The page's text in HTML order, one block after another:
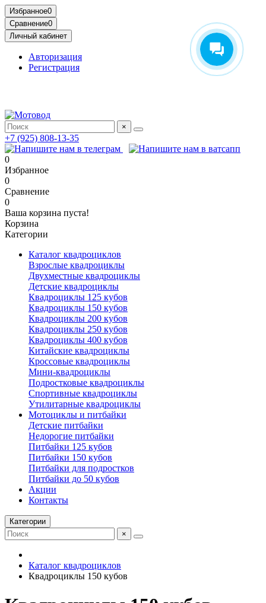
Избранное0
Сравнение0
Личный кабинет
Авторизация
Регистрация
×
+7 (925) 808-13-35
0
Избранное
0
Сравнение
0
Ваша корзина пуста!
Корзина
Категории
Каталог квадроциклов
Взрослые квадроциклы
Двухместные квадроциклы
Детские квадроциклы
Квадроциклы 125 кубов
Квадроциклы 150 кубов
Квадроциклы 200 кубов
Квадроциклы 250 кубов
Квадроциклы 400 кубов
Китайские квадроциклы
Кроссовые квадроциклы
Мини-квадроциклы
Подростковые квадроциклы
Спортивные квадроциклы
Утилитарные квадроциклы
Мотоциклы и питбайки
Детские питбайки
Недорогие питбайки
Питбайки 125 кубов
Питбайки 150 кубов
Питбайки для подростков
Питбайки до 50 кубов
Акции
Контакты
Категории
×
Каталог квадроциклов
Квадроциклы 150 кубов